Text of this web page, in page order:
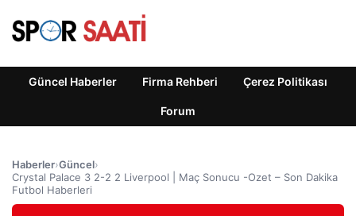
Güncel Haberler Firma Rehberi Çerez Politikası
Forum
Haberler›Güncel›
Crystal Palace 3 2-2 2 Liverpool | Maç Sonucu -Ozet – Son Dakika
Futbol Haberleri